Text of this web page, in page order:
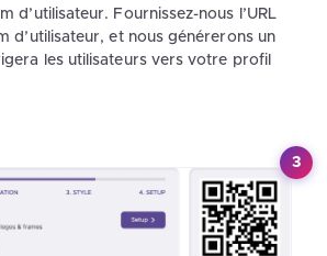
d’utilisateur. Fournissez-nous l’URL
d’utilisateur, et nous générerons un
les utilisateurs vers votre profil
3